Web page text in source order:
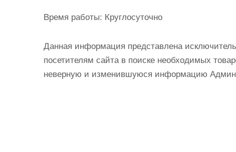
Время работы: Круглосуточно
Данная информация представлена
посетителям сайта в поиске необходимых
неверную и изменившуюся информацию